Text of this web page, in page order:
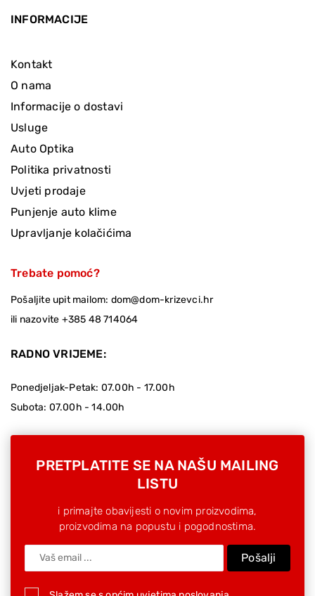
INFORMACIJE
Kontakt
O nama
Informacije o dostavi
Usluge
Auto Optika
Politika privatnosti
Uvjeti prodaje
Punjenje auto klime
Upravljanje kolačićima
Trebate pomoć?
Pošaljite upit mailom: dom@dom-krizevci.hr
ili nazovite +385 48 714064
RADNO VRIJEME:
Ponedjeljak-Petak: 07.00h - 17.00h
Subota: 07.00h - 14.00h
PRETPLATITE SE NA NAŠU MAILING
LISTU
i primajte obavijesti o novim proizvodima,
proizvodima na popustu i pogodnostima.
Pošalji